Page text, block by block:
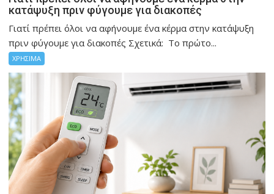
κατάψυξη πριν φύγουμε για διακοπές
Γιατί πρέπει όλοι να αφήνουμε ένα κέρμα στην κατάψυξη
πριν φύγουμε για διακοπές Σχετικά: Το πρώτο...
ΧΡΗΣΙΜΑ